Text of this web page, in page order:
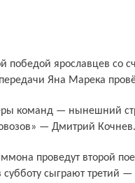
Яна Марека
— Дмитрий Кочнев.
сыграют третий —